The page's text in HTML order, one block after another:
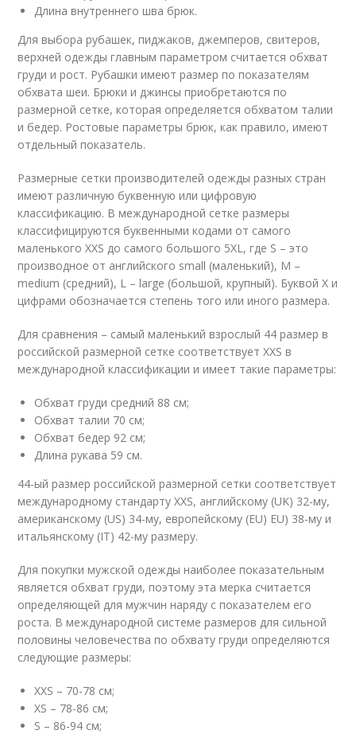
Длина внутреннего шва брюк.
Для выбора рубашек, пиджаков, джемперов, свитеров,
верхней одежды главным параметром считается обхват
груди и рост. Рубашки имеют размер по показателям
обхвата шеи. Брюки и джинсы приобретаются по
размерной сетке, которая определяется обхватом талии
и бедер. Ростовые параметры брюк, как правило, имеют
отдельный показатель.
Размерные сетки производителей одежды разных стран
имеют различную буквенную или цифровую
классификацию. В международной сетке размеры
классифицируются буквенными кодами от самого
маленького XXS до самого большого 5XL, где S – это
производное от английского small (маленький), M –
medium (средний), L – large (большой, крупный). Буквой X и
цифрами обозначается степень того или иного размера.
Для сравнения – самый маленький взрослый 44 размер в
российской размерной сетке соответствует XXS в
международной классификации и имеет такие параметры:
Обхват груди средний 88 см;
Обхват талии 70 см;
Обхват бедер 92 см;
Длина рукава 59 см.
44-ый размер российской размерной сетки соответствует
международному стандарту XXS, английскому (UK) 32-му,
американскому (US) 34-му, европейскому (EU) EU) 38-му и
итальянскому (IT) 42-му размеру.
Для покупки мужской одежды наиболее показательным
является обхват груди, поэтому эта мерка считается
определяющей для мужчин наряду с показателем его
роста. В международной системе размеров для сильной
половины человечества по обхвату груди определяются
следующие размеры:
XXS – 70-78 см;
XS – 78-86 см;
S – 86-94 см;